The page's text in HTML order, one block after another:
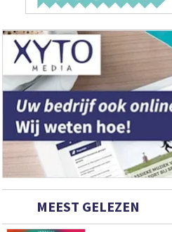
MEEST GELEZEN